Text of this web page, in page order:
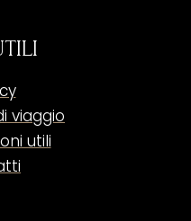
viaggio
utili